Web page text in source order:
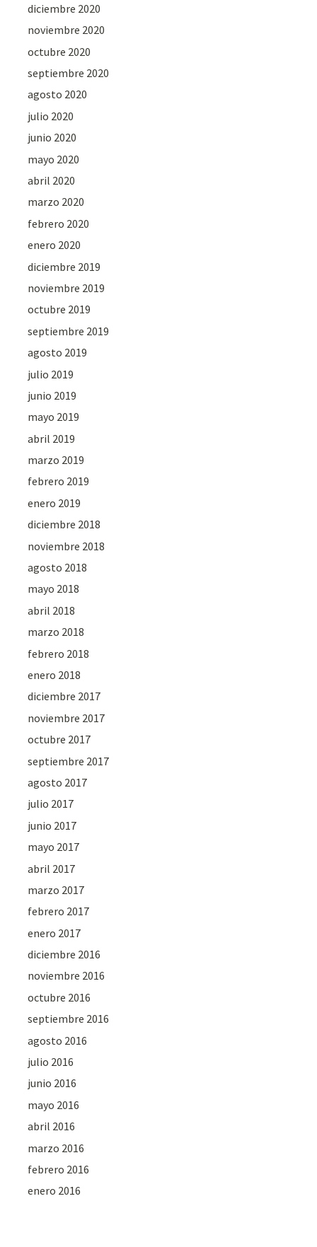
diciembre 2020
noviembre 2020
octubre 2020
septiembre 2020
agosto 2020
julio 2020
junio 2020
mayo 2020
abril 2020
marzo 2020
febrero 2020
enero 2020
diciembre 2019
noviembre 2019
octubre 2019
septiembre 2019
agosto 2019
julio 2019
junio 2019
mayo 2019
abril 2019
marzo 2019
febrero 2019
enero 2019
diciembre 2018
noviembre 2018
agosto 2018
mayo 2018
abril 2018
marzo 2018
febrero 2018
enero 2018
diciembre 2017
noviembre 2017
octubre 2017
septiembre 2017
agosto 2017
julio 2017
junio 2017
mayo 2017
abril 2017
marzo 2017
febrero 2017
enero 2017
diciembre 2016
noviembre 2016
octubre 2016
septiembre 2016
agosto 2016
julio 2016
junio 2016
mayo 2016
abril 2016
marzo 2016
febrero 2016
enero 2016